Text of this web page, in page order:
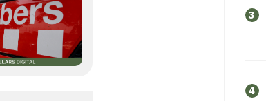
3
4